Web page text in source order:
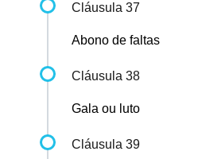
Cláusula 37
Abono de faltas
Cláusula 38
Gala ou luto
Cláusula 39